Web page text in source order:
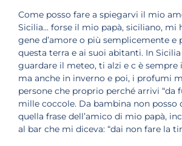
Come posso fare a spiegarvi il mio
Sicilia... forse il mio papà, siciliano, mi
gene d’amore o più semplicemente e
questa terra e ai suoi abitanti. In
guardare il meteo, ti alzi e c è sempre
ma anche in inverno e poi, i profumi
persone che proprio perché arrivi “da
mille coccole. Da bambina non posso
quella frase dell’amico di mio papà,
al bar che mi diceva: “dai non fare la